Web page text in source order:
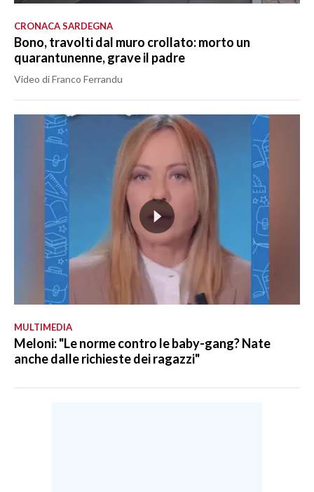
CRONACA SARDEGNA
Bono, travolti dal muro crollato: morto un
quarantunenne, grave il padre
Video di Franco Ferrandu
MULTIMEDIA
Meloni: "Le norme contro le baby-gang? Nate
anche dalle richieste dei ragazzi"